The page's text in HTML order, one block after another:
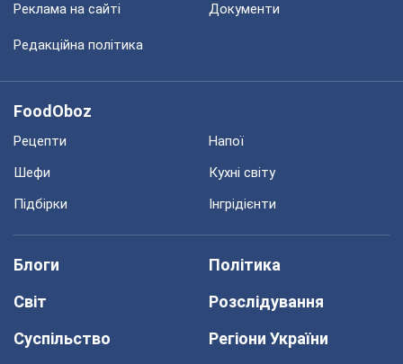
Реклама на сайті Документи
Редакційна політика
FoodOboz
Рецепти
Напої
Шефи
Кухні світу
Підбірки
Інгрідієнти
Блоги
Політика
Світ
Розслідування
Суспільство
Регіони України